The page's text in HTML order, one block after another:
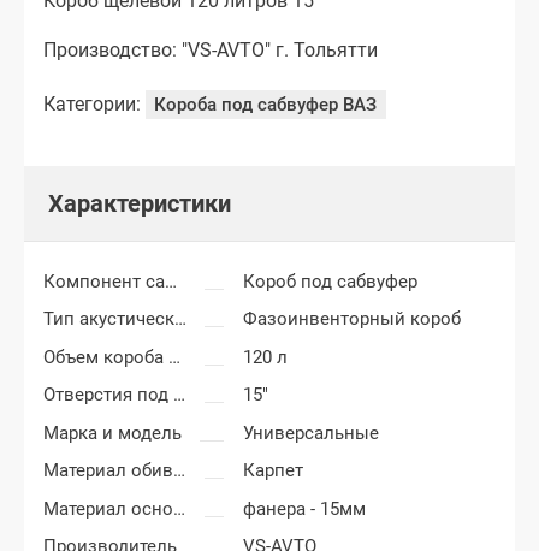
Производство: "VS-AVTO" г. Тольятти
Категории: Короба под сабвуфер ВАЗ
Характеристики
Компонент салона
Короб под сабвуфер
Тип акустического короба
Фазоинвенторный короб
Объем короба сабвуфера
120 л
Отверстия под сабвуфер
15"
Марка и модель
Универсальные
Материал обивки короба сабвуфера
Карпет
Материал основания сабвуфера
фанера - 15мм